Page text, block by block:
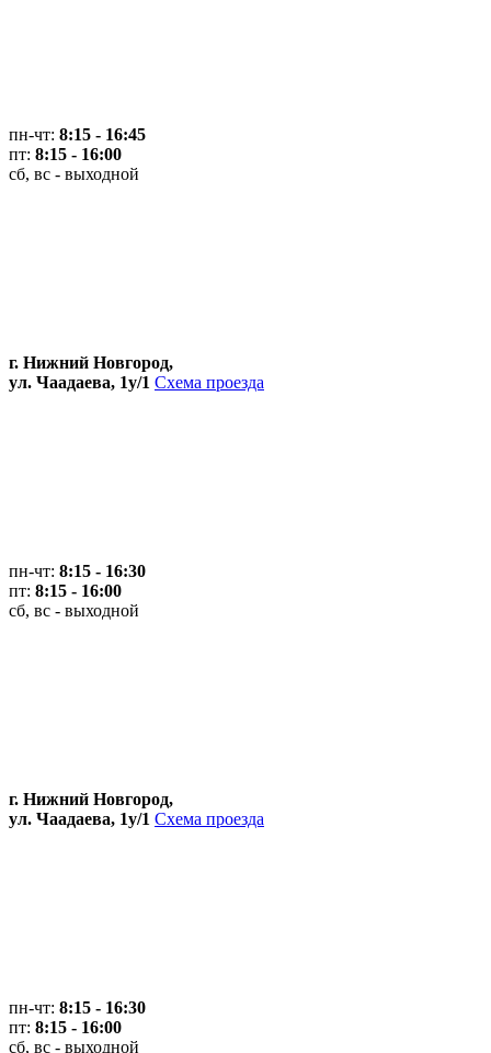
пн-чт: 8:15 - 16:45
пт: 8:15 - 16:00
сб, вс - выходной
г. Нижний Новгород,
ул. Чаадаева, 1у/1 Схема проезда
пн-чт: 8:15 - 16:30
пт: 8:15 - 16:00
сб, вс - выходной
г. Нижний Новгород,
ул. Чаадаева, 1у/1 Схема проезда
пн-чт: 8:15 - 16:30
пт: 8:15 - 16:00
сб, вс - выходной